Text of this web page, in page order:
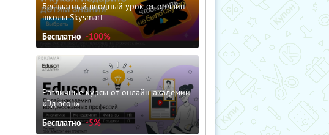
Бесплатный вводный урок от онлайн-
школы Skysmart
Бесплатно -100%
Различные курсы от онлайн-академии
«Эдюсон»
Бесплатно -5%